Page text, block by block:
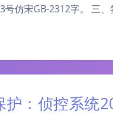
仿宋GB-2312字。 三
护：侦控系统